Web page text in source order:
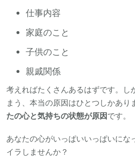
仕事内容
家庭のこと
子供のこと
親戚関係
考えればたくさんあるはずです。し
まう、本当の原因はひとつしかあり
たの心と気持ちの状態が原因です。
あなたの心がいっぱいいっぱいにな
イラしませんか？